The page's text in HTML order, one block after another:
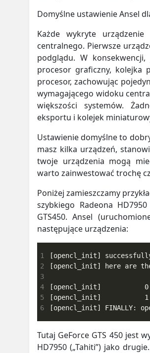
Domyślne ustawienie Ansel
Każde wykryte
centralnego. Pierwsze
podglądu. W
procesor graficzny, kolejka
procesor, zachowując
wymagającego widoku
większości systemów.
eksportu i kolejek
Ustawienie domyślne to
masz kilka urządzeń,
twoje urządzenia mogą
warto zainwestować trochę
Poniżej zamieszczamy
szybkiego Radeona
GTS450. Ansel
następujące urządzenia:
1
2
3
4
5
6
[opencl_init] FINALLY:
Tutaj GeForce GTS 450 jest
HD7950 („Tahiti”) jako